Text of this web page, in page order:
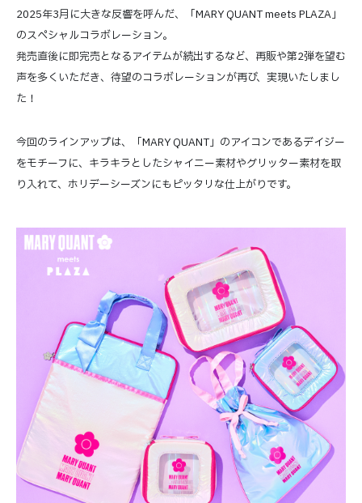
2025年3月に大きな反響を呼んだ、「MARY QUANT meets PLAZA」
のスぺシャルコラボレーション。
発売直後に即完売となるアイテムが続出するなど、再販や第2弾を望む
声を多くいただき、待望のコラボレーションが再び、実現いたしまし
た！
今回のラインアップは、「MARY QUANT」のアイコンであるデイジー
をモチーフに、キラキラとしたシャイニー素材やグリッター素材を取
り入れて、ホリデーシーズンにもピッタリな仕上がりです。